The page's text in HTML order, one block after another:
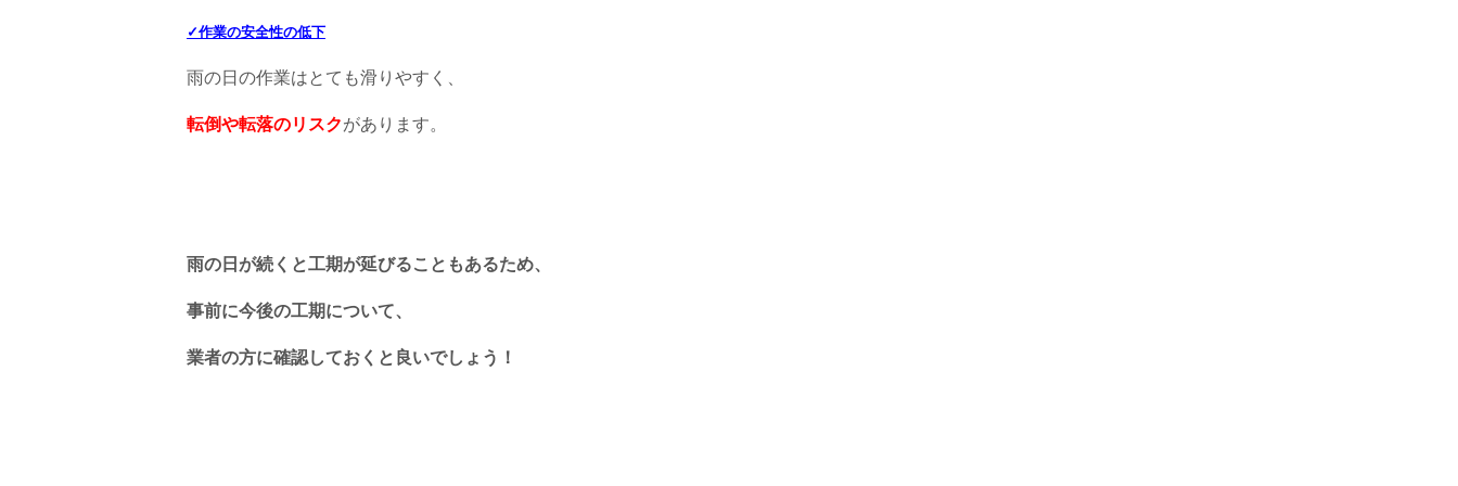
✓作業の安全性の低下
雨の日の作業はとても滑りやすく、
転倒や転落のリスクがあります。
雨の日が続くと工期が延びることもあるため、
事前に今後の工期について、
業者の方に確認しておくと良いでしょう！